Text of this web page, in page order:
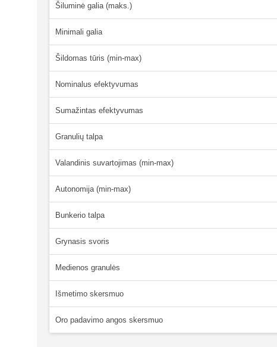
Šiluminė galia (maks.)
Minimali galia
Šildomas tūris (min-max)
Nominalus efektyvumas
Sumažintas efektyvumas
Granulių talpa
Valandinis suvartojimas (min-max)
Autonomija (min-max)
Bunkerio talpa
Grynasis svoris
Medienos granulės
Išmetimo skersmuo
Oro padavimo angos skersmuo